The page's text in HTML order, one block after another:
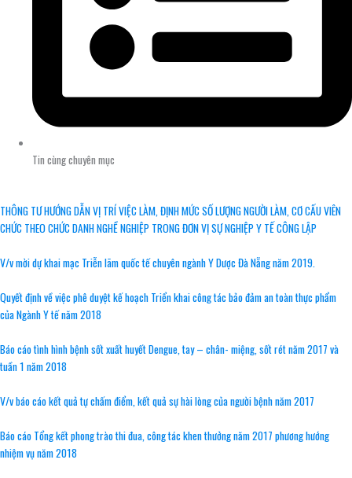
Tin cùng chuyên mục
THÔNG TƯ HƯỚNG DẪN VỊ TRÍ VIỆC LÀM, ĐỊNH MỨC SỐ LƯỢNG NGƯỜI LÀM, CƠ CẤU VIÊN
CHỨC THEO CHỨC DANH NGHỀ NGHIỆP TRONG ĐƠN VỊ SỰ NGHIỆP Y TẾ CÔNG LẬP
V/v mời dự khai mạc Triễn lãm quốc tế chuyên ngành Y Dược Đà Nẵng năm 2019.
Quyết định về việc phê duyệt kế hoạch Triển khai công tác bảo đảm an toàn thực phẩm
của Ngành Y tế năm 2018
Báo cáo tình hình bệnh sốt xuất huyết Dengue, tay – chân- miệng, sốt rét năm 2017 và
tuần 1 năm 2018
V/v báo cáo kết quả tự chấm điểm, kết quả sự hài lòng của người bệnh năm 2017
Báo cáo Tổng kết phong trào thi đua, công tác khen thưởng năm 2017 phương hướng
nhiệm vụ năm 2018